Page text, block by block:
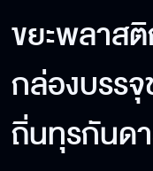
ขยะพลาสติ
กล่องบรรจุ
ถิ่นทุรกันด